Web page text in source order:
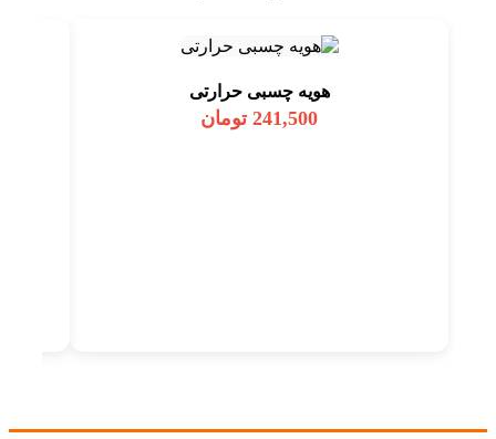
هویه چسبی حرارتی
241,500 تومان